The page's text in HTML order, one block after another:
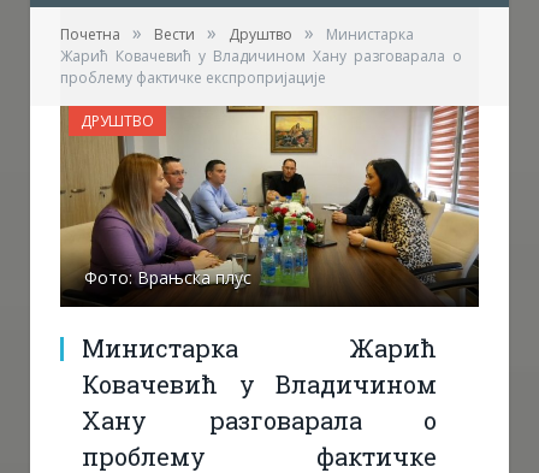
Почетна » Вести » Друштво »
Министарка
Жарић Ковачевић у Владичином Хану разговарала о
проблему фактичке експропријације
Фото: Врањска плус
Министарка Жарић
Ковачевић у Владичином
Хану разговарала о
проблему фактичке
ДРУШТВО